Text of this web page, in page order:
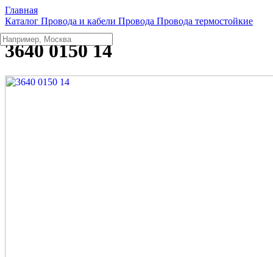
Главная
Каталог Провода и кабели Провода Провода термостойкие
3640 0150 14